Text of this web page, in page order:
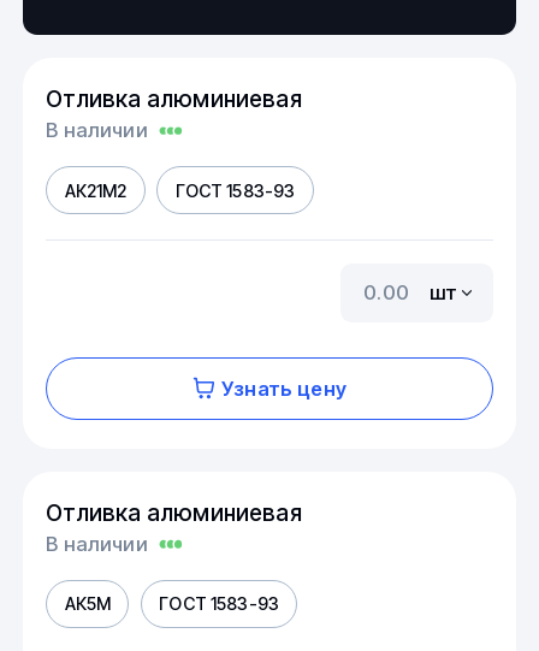
Отливка алюминиевая
В наличии
АК21М2 ГОСТ 1583-93
шт
Узнать цену
Отливка алюминиевая
В наличии
АК5М ГОСТ 1583-93